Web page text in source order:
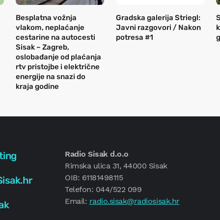
Besplatna vožnja
vlakom, neplaćanje
cestarine na autocesti
Sisak – Zagreb,
oslobađanje od plaćanja
rtv pristojbe i električne
energije na snazi do
kraja godine
Gradska galerija Striegl:
Javni razgovori / Nakon
potresa #1
Radio Sisak d.o.o
Rimska ulica 31, 44000 Sisak
OIB: 61181498115
Telefon: 044/522 099
Email: radio.sisak@radiosisak.hr